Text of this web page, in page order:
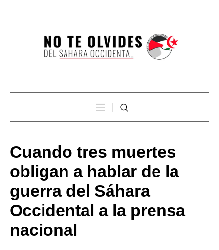
Cuando tres muertes
obligan a hablar de la
guerra del Sáhara
Occidental a la prensa
nacional